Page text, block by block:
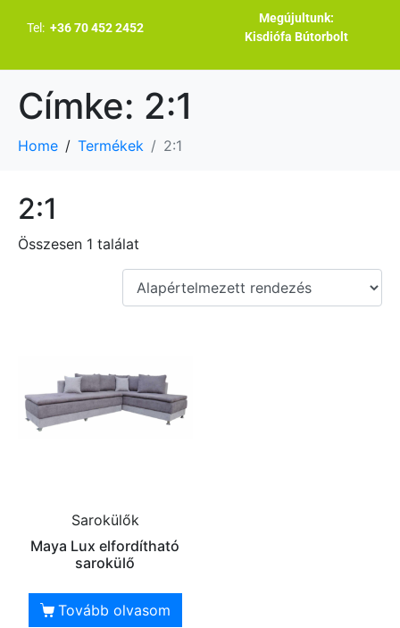
Tel: +36 70 452 2452
Megújultunk:
Kisdiófa Bútorbolt
Címke: 2:1
Home Termékek 2:1
2:1
Összesen 1 találat
Sarokülők
Maya Lux elfordítható
sarokülő
Tovább olvasom